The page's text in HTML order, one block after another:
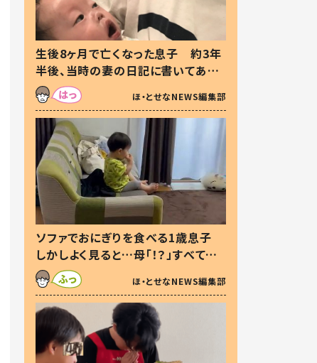
生後8ヶ月で亡くなった息子 約3年
半後、当時の妻の日記に書いてあっ
た本音とは
ほ・とせなNEWS編集部
ソファでおにぎりを食べる1歳息子
しかしよく見ると…母「！？」すべてを
察した母の投稿に「可愛いから許
す！」「現行犯〜」
ほ・とせなNEWS編集部